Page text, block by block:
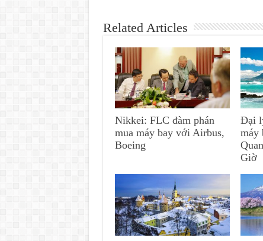
Related Articles
Nikkei: FLC đàm phán
mua máy bay với Airbus,
Boeing
Đại
máy
Giờ